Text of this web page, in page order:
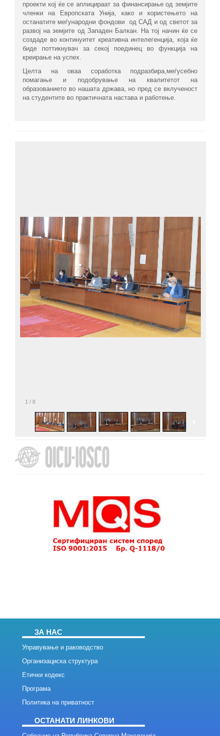
проекти кој ќе се аплицираат за финансирање од земјите
членки на Европската Унија, како и користењето на
останатите меѓународни фондови од САД и од светот за
развој на земјите од Западен Балкан. На тој начин ќе се
создаде во континуитет креативна интелегенција, која ќе
биде поттикнувач за секој поединец во функција на
креирање на успех.
Целта на оваа соработка подразбира,меѓусебно
помагање и подобрување на квалитетот на
образованието во нашата држава, но пред се вклученост
на студентите во практичната настава и работење.
1 / 8
ЗА НАС
Управување и раководство
Организациска структура
Етички кодекс
Програма
Политика на приватност
ОСТАНАТИ ЛИНКОВИ